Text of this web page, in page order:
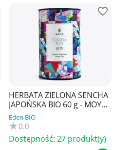
HERBATA ZIELONA SENCHA
JAPOŃSKA BIO 60 g - MOYA
MATCHA
Eden BIO
0.0
Dostępność: 27 produkt(y)